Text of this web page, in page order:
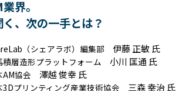
界。
、次の一手とは？
（シェアラボ）編集部伊藤 正敏 氏
積層造形プラットフォーム小川 匡通 氏
AM協会澤越 俊幸 氏
3Dプリンティング産業技術協会 三森 幸治 氏